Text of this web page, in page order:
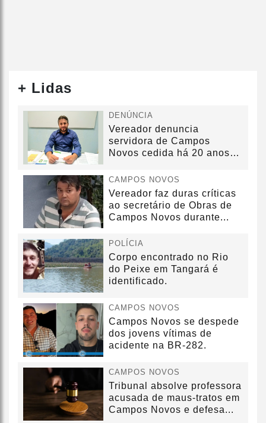
+ Lidas
DENÚNCIA
Vereador denuncia
servidora de Campos
Novos cedida há 20 anos
CAMPOS NOVOS
Vereador faz duras críticas
ao secretário de Obras de
Campos Novos durante...
POLÍCIA
Corpo encontrado no Rio
do Peixe em Tangará é
identificado.
CAMPOS NOVOS
Campos Novos se despede
dos jovens vítimas de
acidente na BR-282.
CAMPOS NOVOS
Tribunal absolve professora
acusada de maus-tratos em
Campos Novos e defesa...